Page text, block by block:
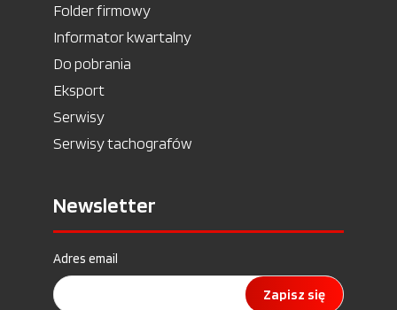
Folder firmowy
Informator kwartalny
Do pobrania
Eksport
Serwisy
Serwisy tachografów
Newsletter
Adres email
Zapisz się